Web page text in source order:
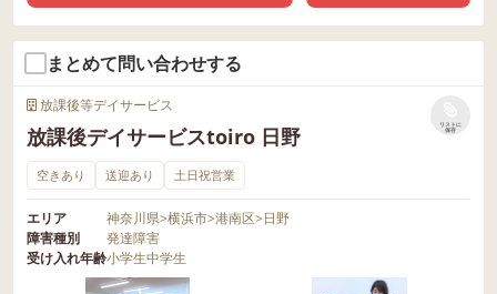
まとめて問い合わせする
放課後等デイサービス
放課後デイサービスtoiro 日野
リストに
保存
空きあり 送迎あり 土日祝営業
エリア 神奈川県>横浜市>港南区>日野
障害種別
発達障害
受け入れ年齢小学生中学生